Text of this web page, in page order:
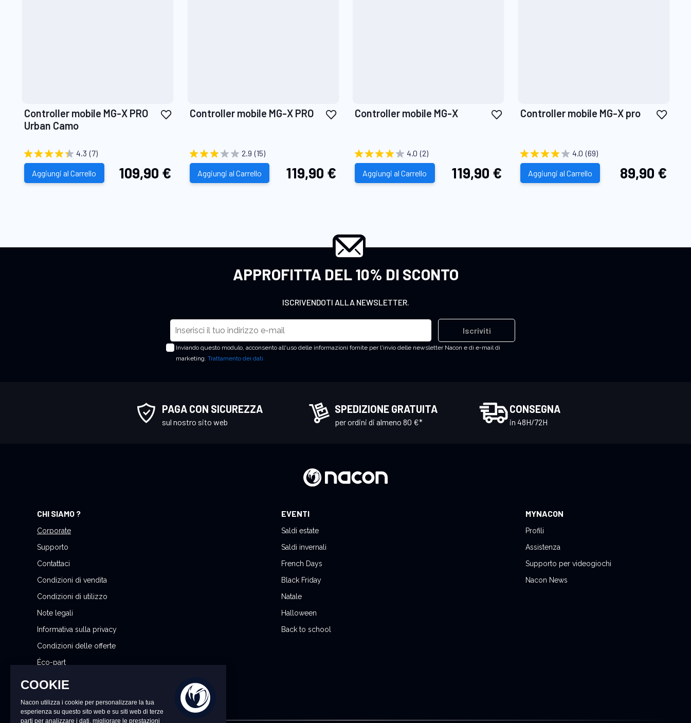
Controller mobile MG-X PRO
Urban Camo
Aggiungi
desideri
4.3 (7)
109,90 €
Aggiungi al Carrello
Controller mobile MG-X PRO
Aggiungi
desideri
2.9 (15)
119,90 €
Aggiungi al Carrello
Controller mobile MG-X
Aggiungi
desideri
4.0 (2)
119,90 €
Aggiungi al Carrello
Controller mobile MG-X pro
4.0 (69)
89,90 €
Aggiungi al Carrello
APPROFITTA DEL 10% DI SCONTO
ISCRIVENDOTI ALLA NEWSLETTER.
s
c
t
i
Inviando questo modulo, acconsento all'uso delle informazioni fornite per l'invio delle newsletter Nacon e di e-mail di
marketing. Trattamento dei dati
Iscriviti
PAGA CON SICUREZZA
sul nostro sito web
SPEDIZIONE GRATUITA
per ordini di almeno 80 €*
CONSEGNA
in 48H/72H
CHI SIAMO ?
Corporate
Supporto
Contattaci
Condizioni di vendita
Condizioni di utilizzo
Note legali
Informativa sulla privacy
Condizioni delle offerte
Éco-part
Gestisci le mie preferenze sui cookie
EVENTI
Saldi estate
Saldi invernali
French Days
Black Friday
Natale
Halloween
Back to school
MYNACON
Profili
Assistenza
Supporto per videogiochi
Nacon News